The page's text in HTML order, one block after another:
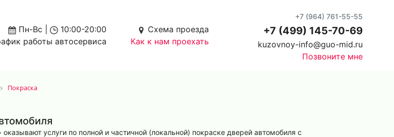
Пн-Вс |
10:00-20:00
работы автосервиса
Схема проезда
Как к нам проехать
+7 (964) 761-55-55
+7 (499) 145-70-69
kuzovnoy-info@guo-mid.ru
Позвоните мне
Покраска
услуги по полной и частичной (локальной) покраске дверей автомобиля с